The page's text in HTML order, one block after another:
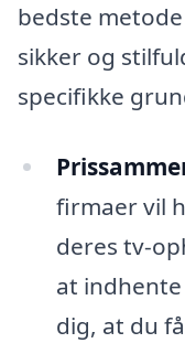
bedste
sikker og
specifikke
firmaer vil
deres tv-
at
dig, at du